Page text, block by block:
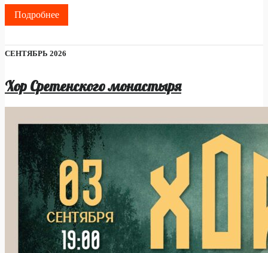
Подробнее
СЕНТЯБРЬ 2026
Хор Сретенского монастыря